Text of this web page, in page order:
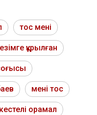
тос мені
құрылған
мені тос
кестелі орамал